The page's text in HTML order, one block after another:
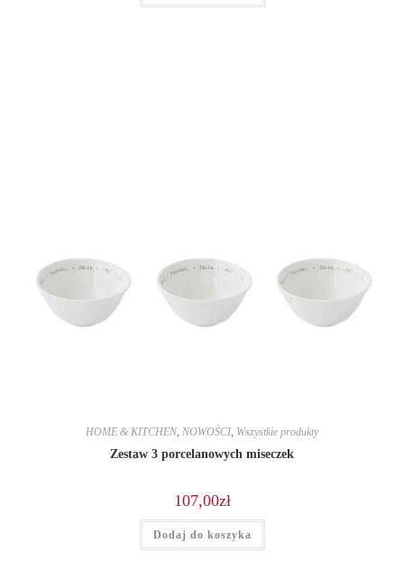
HOME & KITCHEN NOWOŚCI Wszystkie produkty
Zestaw 3 porcelanowych miseczek
107,00zł
Dodaj do koszyka